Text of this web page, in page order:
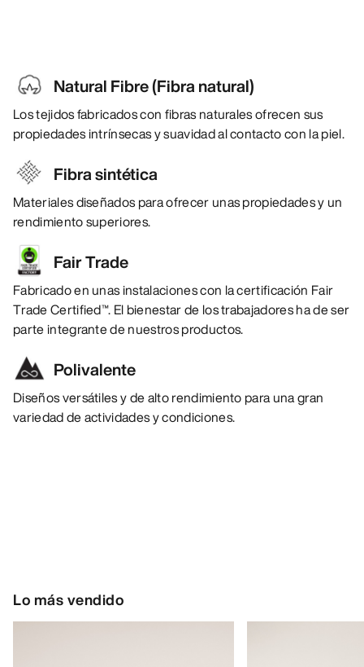
Natural Fibre (Fibra natural)
Los tejidos fabricados con fibras naturales ofrecen sus
propiedades intrínsecas y suavidad al contacto con la piel.
Fibra sintética
Materiales diseñados para ofrecer unas propiedades y un
rendimiento superiores.
Fair Trade
Fabricado en unas instalaciones con la certificación Fair
Trade Certified™. El bienestar de los trabajadores ha de ser
parte integrante de nuestros productos.
Polivalente
Diseños versátiles y de alto rendimiento para una gran
variedad de actividades y condiciones.
Lo más vendido